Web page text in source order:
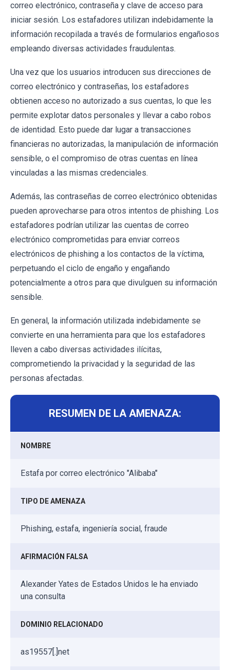
correo electrónico, contraseña y clave de acceso para
iniciar sesión. Los estafadores utilizan indebidamente la
información recopilada a través de formularios engañosos
empleando diversas actividades fraudulentas.
Una vez que los usuarios introducen sus direcciones de
correo electrónico y contraseñas, los estafadores
obtienen acceso no autorizado a sus cuentas, lo que les
permite explotar datos personales y llevar a cabo robos
de identidad. Esto puede dar lugar a transacciones
financieras no autorizadas, la manipulación de información
sensible, o el compromiso de otras cuentas en línea
vinculadas a las mismas credenciales.
Además, las contraseñas de correo electrónico obtenidas
pueden aprovecharse para otros intentos de phishing. Los
estafadores podrían utilizar las cuentas de correo
electrónico comprometidas para enviar correos
electrónicos de phishing a los contactos de la víctima,
perpetuando el ciclo de engaño y engañando
potencialmente a otros para que divulguen su información
sensible.
En general, la información utilizada indebidamente se
convierte en una herramienta para que los estafadores
lleven a cabo diversas actividades ilícitas,
comprometiendo la privacidad y la seguridad de las
personas afectadas.
RESUMEN DE LA AMENAZA:
NOMBRE
Estafa por correo electrónico "Alibaba"
TIPO DE AMENAZA
Phishing, estafa, ingeniería social, fraude
AFIRMACIÓN FALSA
Alexander Yates de Estados Unidos le ha enviado
una consulta
DOMINIO RELACIONADO
as19557[.]net